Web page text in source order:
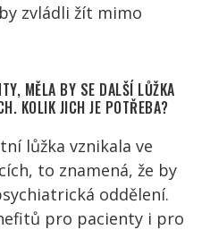
zvládli žít mimo
, MĚLA BY SE DALŠÍ LŮŽKA
KOLIK JICH JE POTŘEBA?
lůžka vznikala ve
to znamená, že by
oddělení.
pro pacienty i pro